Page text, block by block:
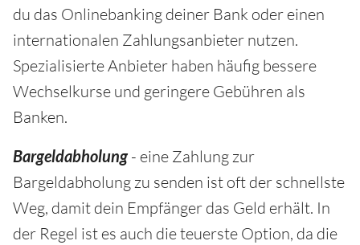
du das Onlinebanking deiner Bank oder einen
internationalen Zahlungsanbieter nutzen.
Spezialisierte Anbieter haben häufig bessere
Wechselkurse und geringere Gebühren als
Banken.
Bargeldabholung- eine Zahlung zur
Bargeldabholung zu senden ist oft der schnellste
Weg, damit dein Empfänger das Geld erhält. In
der Regel ist es auch die teuerste Option, da die